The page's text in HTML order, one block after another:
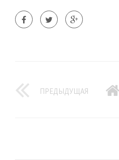
ПРЕДЫДУЩАЯ